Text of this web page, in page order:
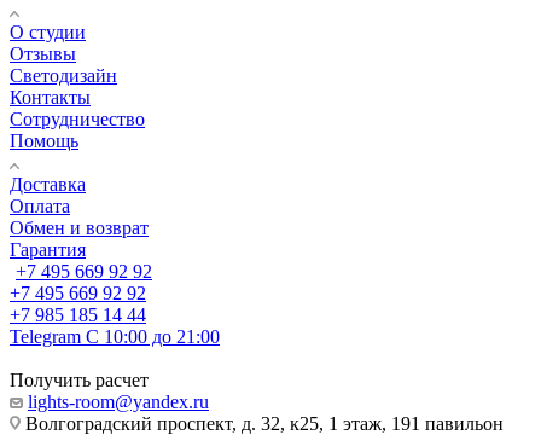
О студии
Отзывы
Светодизайн
Контакты
Сотрудничество
Помощь
Доставка
Оплата
Обмен и возврат
Гарантия
+7 495 669 92 92
+7 495 669 92 92
+7 985 185 14 44
Telegram С 10:00 до 21:00
Получить расчет
lights-room@yandex.ru
Волгоградский проспект, д. 32, к25, 1 этаж, 191 павильон